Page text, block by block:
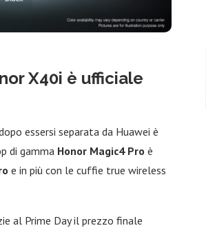
X40i è ufficiale
essersi separata da Huawei è
di gamma Honor Magic4 Pro è
e in più con le cuffie true wireless
al Prime Day il prezzo finale